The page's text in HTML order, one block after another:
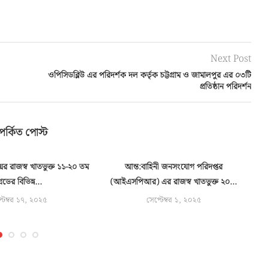
Next Post
ওপিসিডব্লিউ এর পরিদর্শক দল কর্তৃক চট্টগ্রাম ও জামালপুর এর ০৩টি
প্রতিষ্ঠান পরিদর্শন
পোস্ট
রাজস্ব খাতভুক্ত ১১-২০ তম
বিভিন্ন...
১৭, ২০২৫
আন্ত:বাহিনী জনসংযোগ পরিদপ্তর
(আইএসপিআর) এর রাজস্ব খাতভুক্ত ২০...
সেপ্টেম্বর ১, ২০২৫